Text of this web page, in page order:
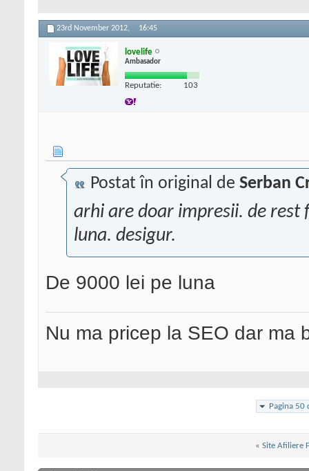
23rd November 2012, 16:45
lovelife
Ambasador
Reputatie: 103
Postat în original de Serban
arhi are doar impresii. de rest
luna. desigur.
De 9000 lei pe luna
Nu ma pricep la SEO dar ma
Pagina 50
« Site Afiliere